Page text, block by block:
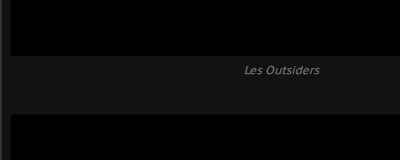
Les Outsiders